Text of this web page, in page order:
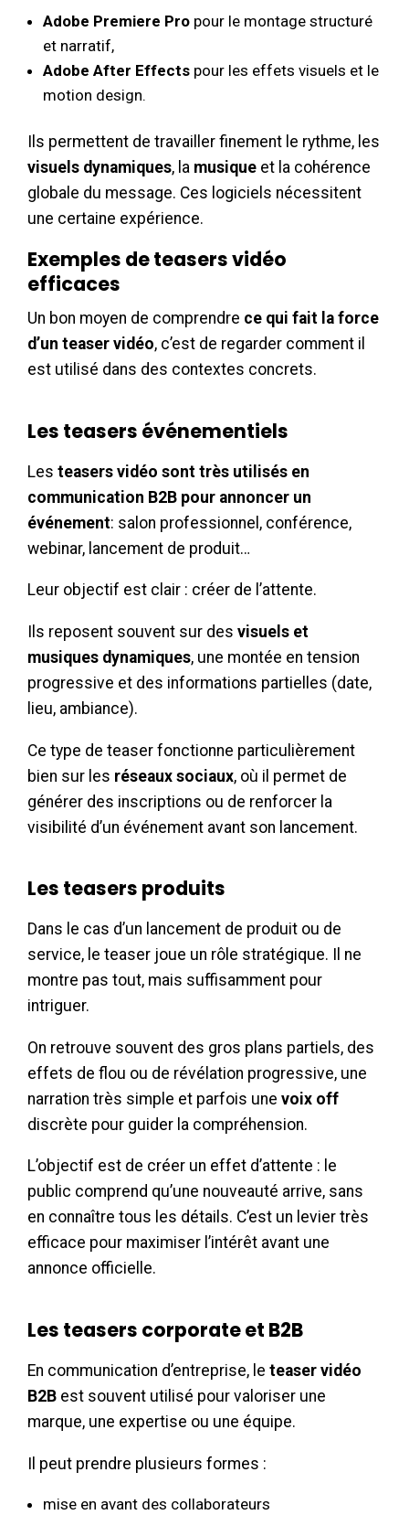
Adobe Premiere Pro pour le montage structuré
et narratif,
Adobe After Effects pour les effets visuels et le
motion design.
Ils permettent de travailler finement le rythme, les
visuels dynamiques, la musique et la cohérence
globale du message. Ces logiciels nécessitent
une certaine expérience.
Exemples de teasers vidéo
efficaces
Un bon moyen de comprendre ce qui fait la force
d’un teaser vidéo, c’est de regarder comment il
est utilisé dans des contextes concrets.
Les teasers événementiels
Les teasers vidéo sont très utilisés en
communication B2B pour annoncer un
événement: salon professionnel, conférence,
webinar, lancement de produit…
Leur objectif est clair : créer de l’attente.
Ils reposent souvent sur des visuels et
musiques dynamiques, une montée en tension
progressive et des informations partielles (date,
lieu, ambiance).
Ce type de teaser fonctionne particulièrement
bien sur les réseaux sociaux, où il permet de
générer des inscriptions ou de renforcer la
visibilité d’un événement avant son lancement.
Les teasers produits
Dans le cas d’un lancement de produit ou de
service, le teaser joue un rôle stratégique. Il ne
montre pas tout, mais suffisamment pour
intriguer.
On retrouve souvent des gros plans partiels, des
effets de flou ou de révélation progressive, une
narration très simple et parfois une voix off
discrète pour guider la compréhension.
L’objectif est de créer un effet d’attente : le
public comprend qu’une nouveauté arrive, sans
en connaître tous les détails. C’est un levier très
efficace pour maximiser l’intérêt avant une
annonce officielle.
Les teasers corporate et B2B
En communication d’entreprise, le teaser vidéo
B2B est souvent utilisé pour valoriser une
marque, une expertise ou une équipe.
Il peut prendre plusieurs formes :
mise en avant des collaborateurs